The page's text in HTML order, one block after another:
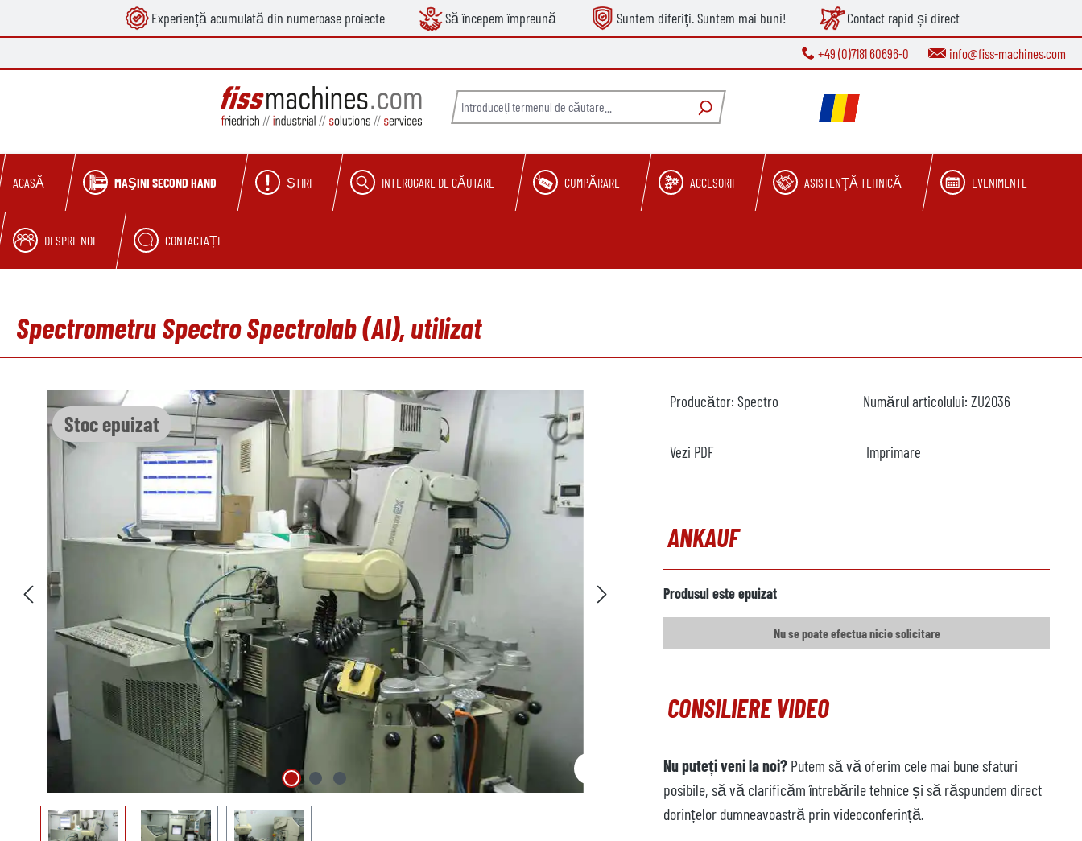
Sari la navigarea principalăExperiență acumulată din numeroase proiecte Să începem împreună Suntem diferiți. Suntem mai buni! Contact rapid și direct
+49 (0)7181 60696-0 info@fiss-machines.com
ACASĂ MAŞINI SECOND HAND ȘTIRI INTEROGARE DE CĂUTARE CUMPĂRARE ACCESORII ASISTENŢĂ TEHNICĂ EVENIMENTE
DESPRE NOI CONTACTAȚI
Spectrometru Spectro Spectrolab (Al), utilizat
Stoc epuizat
Sari peste galeria de imagini Producător: Spectro Numărul articolului: ZU2036
Vezi PDF Imprimare
ANKAUF
Produsul este epuizat
Nu se poate efectua nicio solicitare
CONSILIERE VIDEO
Nu puteți veni la noi? Putem să vă oferim cele mai bune sfaturi
posibile, să vă clarificăm întrebările tehnice și să răspundem direct
dorințelor dumneavoastră prin videoconferință.